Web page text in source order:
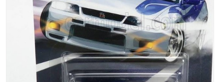
1/18 MCG
1/18 MİNİCHAMPS
1/18 Motormax